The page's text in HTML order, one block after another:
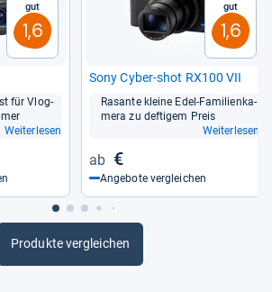
Gut
1,6
für Vlog­
Weiterlesen
Gut
1,6
Sony Cyber-​shot RX100 VII
Rasante kleine Edel-​Fami­li­en­ka­
mera zu def­ti­gem Preis
Weiterlesen
€
Angebote vergleichen
Produkte vergleichen